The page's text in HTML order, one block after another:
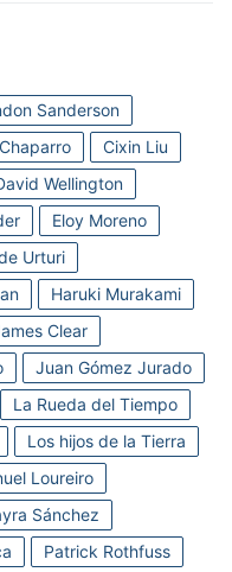
Sanderson
Cixin Liu
Wellington
Eloy Moreno
Urturi
Haruki Murakami
Clear
Juan Gómez Jurado
La Rueda del Tiempo
Los hijos de la Tierra
Loureiro
Sánchez
Patrick Rothfuss